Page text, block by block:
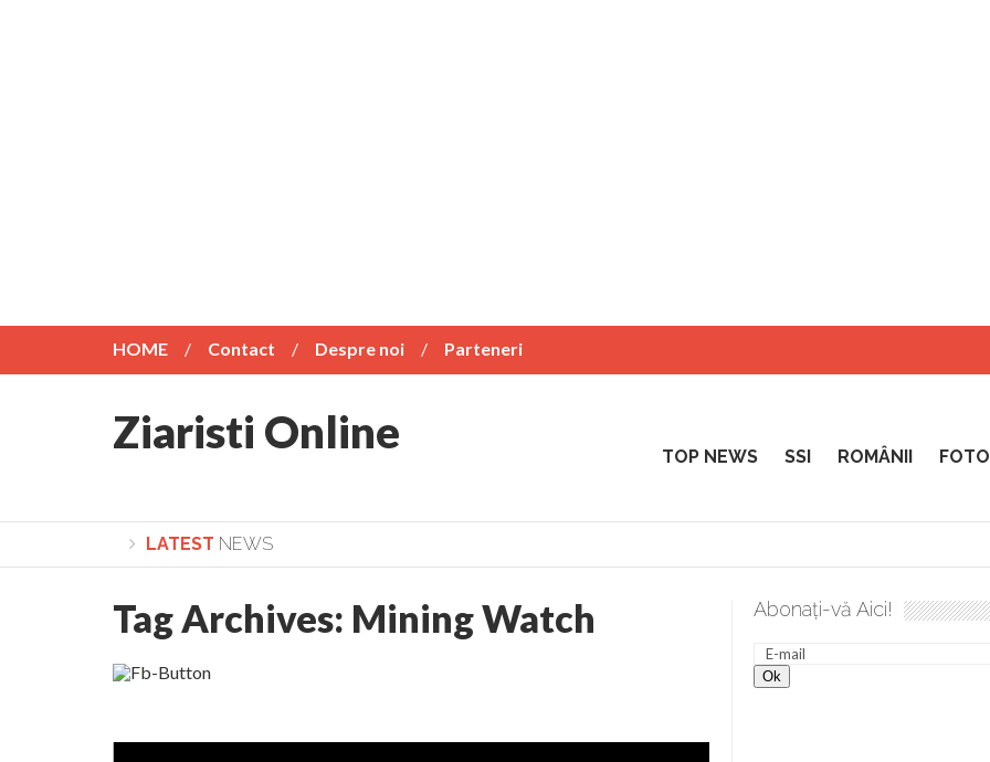
HOME Contact Despre noi Parteneri
Ziaristi Online TOP NEWS SSI ROMÂNII
LATEST NEWS
Lepădarea de sine și urmarea lui Hristos. Calea spre desăvârșire. Gând de duminică de Elena Solunca Moise
Tag Archives: Mining Watch Abonați-vă Aici!